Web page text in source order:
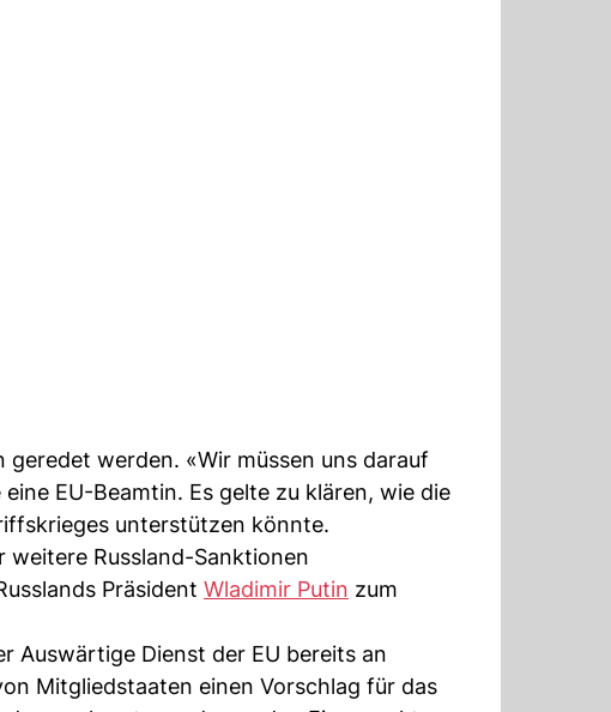
werden. «Wir müssen uns darauf
EU-Beamtin. Es gelte zu klären, wie die
unterstützen könnte.
Russland-Sanktionen
Präsident Wladimir Putin zum
Auswärtige Dienst der EU bereits an
Mitgliedstaaten einen Vorschlag für das